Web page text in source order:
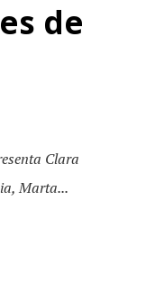
de
Clara
Marta...